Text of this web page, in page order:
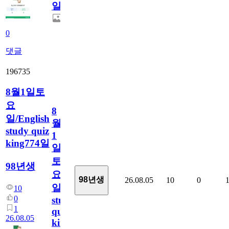
0
댓글
일
196735
8월1일토
요
일/English
study quiz
king774일
98년생
10
0
1
26.08.05
8
월
1
일
토
요
일/English
study
quiz
king774
98년생 26.08.05 10 0 1